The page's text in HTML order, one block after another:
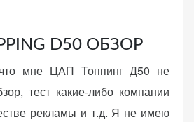
D50 ОБЗОР
мне ЦАП Топпинг Д50 не
тест какие-либо компании
рекламы и т.д. Я не имею